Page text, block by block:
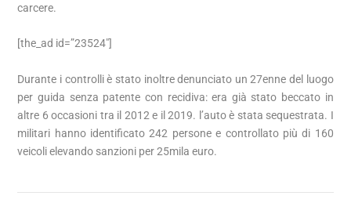
carcere.
[the_ad id=”23524″]
Durante i controlli è stato inoltre denunciato un 27enne del luogo
per guida senza patente con recidiva: era già stato beccato in
altre 6 occasioni tra il 2012 e il 2019. l’auto è stata sequestrata. I
militari hanno identificato 242 persone e controllato più di 160
veicoli elevando sanzioni per 25mila euro.